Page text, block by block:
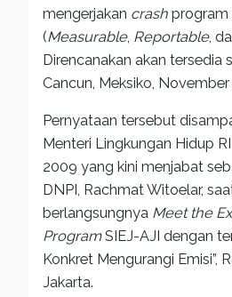
mengerjakan crash program
(Measurable, Reportable,
Direncanakan akan tersedia
Cancun, Meksiko,
Pernyataan tersebut
Menteri Lingkungan Hidup
2009 yang kini menjabat
DNPI, Rachmat Witoelar,
berlangsungnya Meet the
ProgramSIEJ-AJI dengan
Konkret Mengurangi Emisi”,
Jakarta.